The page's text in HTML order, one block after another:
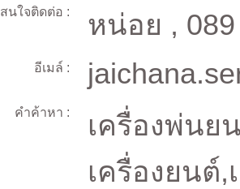
สนใจติดต่อ : หน่อย , 089
อีเมล์ :
คำค้าหา :
เครื่องพ่นย
เครื่องยนต์